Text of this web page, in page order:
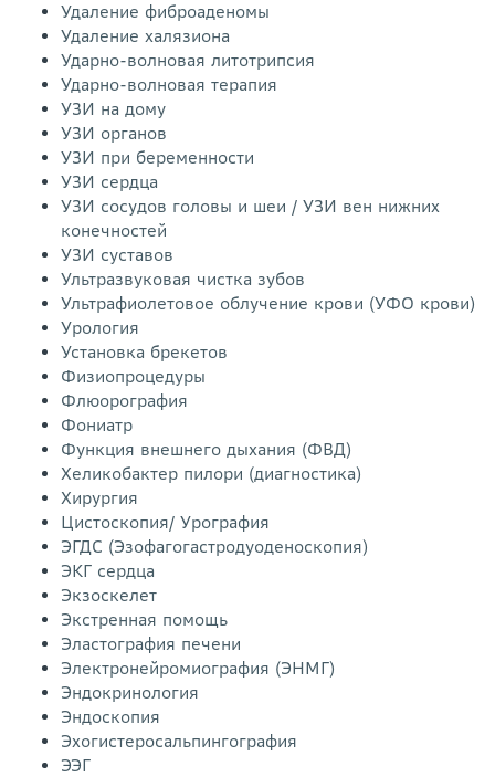
Удаление фиброаденомы
Удаление халязиона
Ударно-волновая литотрипсия
Ударно-волновая терапия
УЗИ на дому
УЗИ органов
УЗИ при беременности
УЗИ сердца
УЗИ сосудов головы и шеи / УЗИ вен нижних
конечностей
УЗИ суставов
Ультразвуковая чистка зубов
Ультрафиолетовое облучение крови (УФО крови)
Урология
Установка брекетов
Физиопроцедуры
Флюорография
Фониатр
Функция внешнего дыхания (ФВД)
Хеликобактер пилори (диагностика)
Хирургия
Цистоскопия/ Урография
ЭГДС (Эзофагогастродуоденоскопия)
ЭКГ сердца
Экзоскелет
Экстренная помощь
Эластография печени
Электронейромиография (ЭНМГ)
Эндокринология
Эндоскопия
Эхогистеросальпингография
ЭЭГ